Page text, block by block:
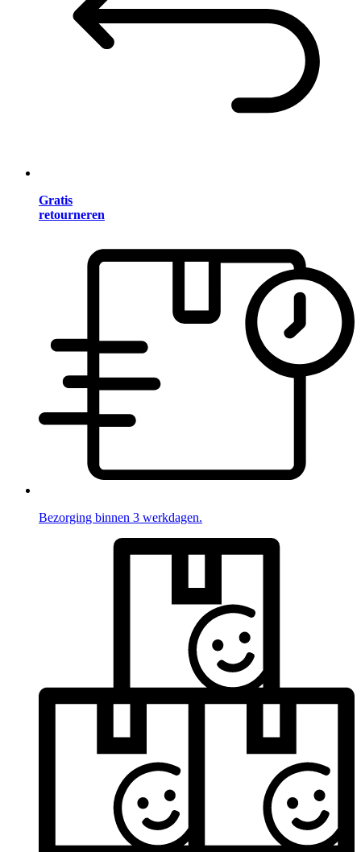
Gratis
retourneren
Bezorging binnen 3 werkdagen.